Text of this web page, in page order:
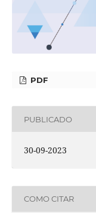
PDF
PUBLICADO
30-09-2023
COMO CITAR